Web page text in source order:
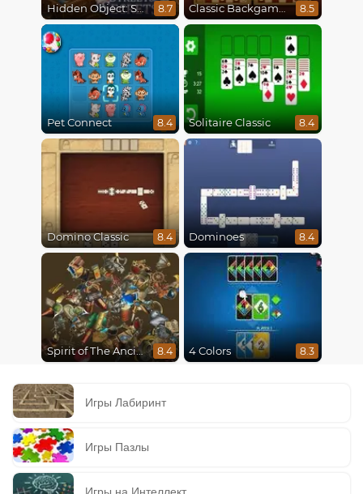
Hidden Object: Street Of Secrets 8.7 Classic Backgammon 8.5
Pet Connect 8.4 Solitaire Classic 8.4
Domino Classic 8.4 Dominoes 8.4
Spirit of The Ancient Forest 8.4 4 Colors 8.3
Игры Лабиринт
Игры Пазлы